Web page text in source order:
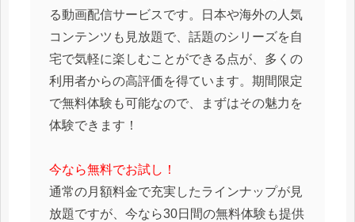
る動画配信サービスです。日本や海外の人気
コンテンツも見放題で、話題のシリーズを自
宅で気軽に楽しむことができる点が、多くの
利用者からの高評価を得ています。期間限定
で無料体験も可能なので、まずはその魅力を
体験できます！
今なら無料でお試し！
通常の月額料金で充実したラインナップが見
放題ですが、今なら30日間の無料体験も提供